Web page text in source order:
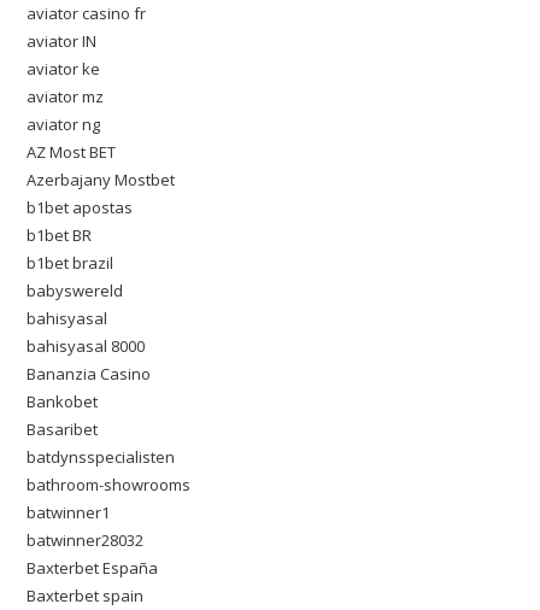
aviator casino fr
aviator IN
aviator ke
aviator mz
aviator ng
AZ Most BET
Azerbajany Mostbet
b1bet apostas
b1bet BR
b1bet brazil
babyswereld
bahisyasal
bahisyasal 8000
Bananzia Casino
Bankobet
Basaribet
batdynsspecialisten
bathroom-showrooms
batwinner1
batwinner28032
Baxterbet España
Baxterbet spain